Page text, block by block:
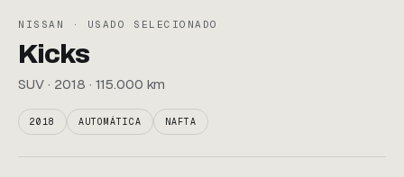
NISSAN · USADO SELECIONADO
Kicks
SUV · 2018 · 115.000 km
2018 AUTOMÁTICA NAFTA